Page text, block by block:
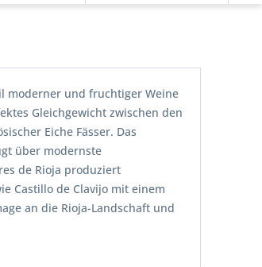
moderner und fruchtiger Weine
Gleichgewicht zwischen den
Eiche Fässer. Das
über modernste
de Rioja produziert
Castillo de Clavijo mit einem
an die Rioja-Landschaft und